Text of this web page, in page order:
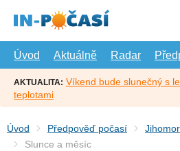
hlavní
Úvod
Aktuálně Radar
AKTUALITA: Víkend bude slunečný s
teplotami
Úvod Předpověď počasí
Slunce a měsíc